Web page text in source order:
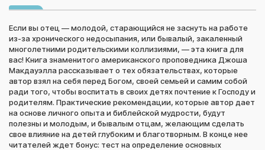
Если вы отец — молодой, старающийся не заснуть на работе
из-за хронического недосыпания, или бывалый, закаленный
многолетними родительскими коллизиями, — эта книга для
вас! Книга знаменитого американского проповедника Джоша
Макдауэлла рассказывает о тех обязательствах, которые
автор взял на себя перед Богом, своей семьей и самим собой
ради того, чтобы воспитать в своих детях почтение к Господу и
родителям. Практические рекомендации, которые автор дает
на основе личного опыта и библейской мудрости, будут
полезны и молодым, и бывалым отцам, желающим сделать
свое влияние на детей глубоким и благотворным. В конце нее
читателей ждет бонус: тест на определение основных